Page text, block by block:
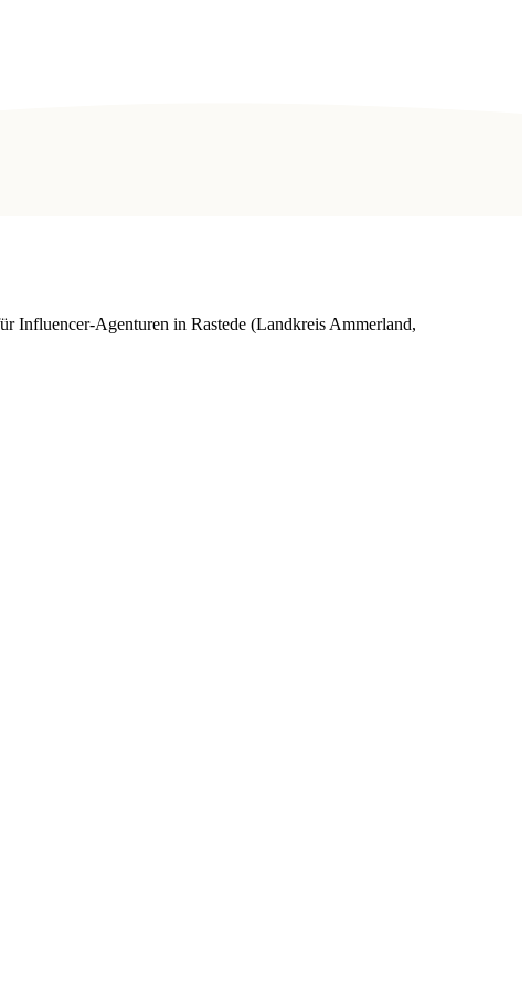
Influencer-Agenturen in Rastede (Landkreis Ammerland,